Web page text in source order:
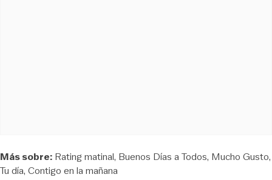
Más sobre: Rating matinal Buenos Días a Todos Mucho Gusto
Tu día Contigo en la mañana